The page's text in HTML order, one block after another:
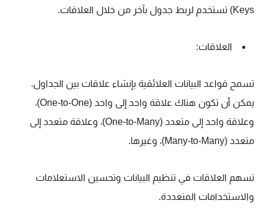
Keys) تستخدم لربط جدول بآخر من خلال العلاقات.
العلاقات:
تسمح قواعد البيانات العلائقية بإنشاء علاقات بين الجداول.
يمكن أن تكون هناك علاقة واحد إلى واحد (One-to-One)،
وعلاقة واحد إلى متعدد (One-to-Many)، وعلاقة متعدد إلى
متعدد (Many-to-Many)، وغيرها.
تسهم العلاقات في تنظيم البيانات وتحسين الاستعلامات
والاستخدامات المتعددة.